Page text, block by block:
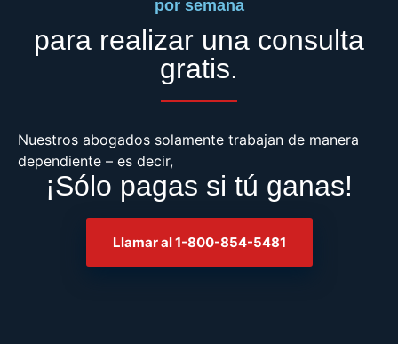
por semana
para realizar una consulta
gratis.
Nuestros abogados solamente trabajan de manera
dependiente – es decir,
¡Sólo pagas si tú ganas!
Llamar al 1-800-854-5481